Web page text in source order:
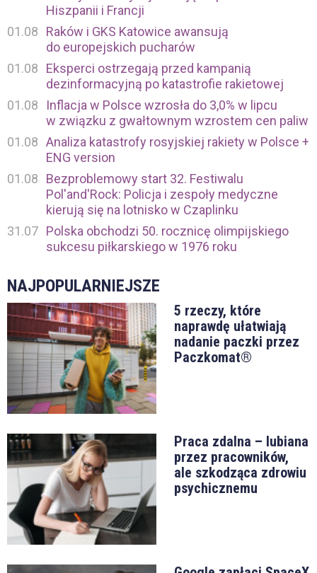
Hiszpanii i Francji
01.08
Raków i GKS Katowice awansują
do europejskich pucharów
01.08
Eksperci ostrzegają przed kampanią
dezinformacyjną po katastrofie rakietowej
01.08
Inflacja w Polsce wzrosła do 3,0% w lipcu
w związku z gwałtownym wzrostem cen paliw
01.08 Analiza katastrofy rosyjskiej rakiety w Polsce +
ENG version
01.08
Bezproblemowy start 32. Festiwalu
Pol'and'Rock: Policja i zespoły medyczne
kierują się na lotnisko w Czaplinku
31.07 Polska obchodzi 50. rocznicę olimpijskiego
sukcesu piłkarskiego w 1976 roku
NAJPOPULARNIEJSZE
5 rzeczy, które
naprawdę ułatwiają
nadanie paczki przez
Paczkomat®
Praca zdalna – lubiana
przez pracowników,
ale szkodząca zdrowiu
psychicznemu